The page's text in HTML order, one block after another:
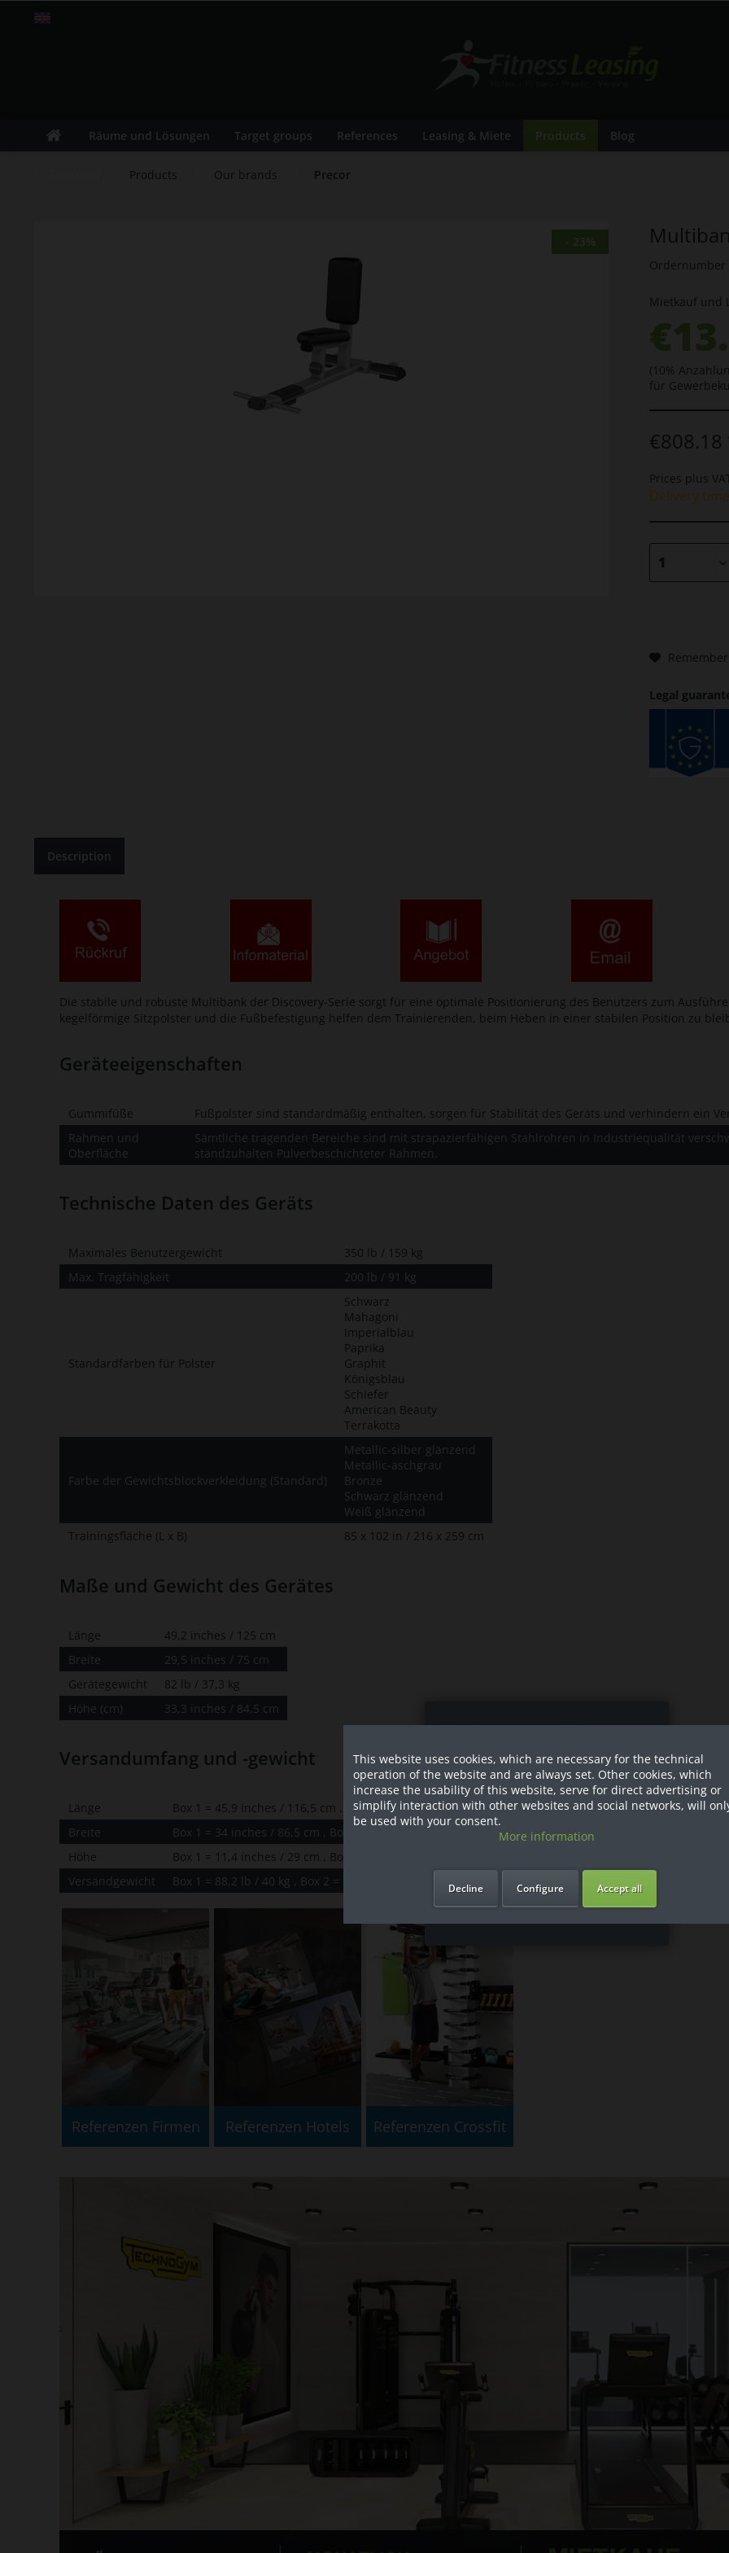
Räume und Lösungen Target groups References Leasing & Miete Products Blog
Products Our brands Precor
- 23%
Ordernumber
Mietkauf und
(10%
für
Prices plus
Delivery
Remember
Legal
Description
Die stabile und robuste Multibank der Discovery-Serie sorgt für eine optimale Positionierung des Benutzers zum
kegelförmige Sitzpolster und die Fußbefestigung helfen dem Trainierenden, beim Heben in einer stabilen Position zu
Geräteeigenschaften
Gummifüße
Fußpolster sind standardmäßig enthalten, sorgen für Stabilität des Geräts und verhindern ein
Rahmen und
Oberfläche
Sämtliche tragenden Bereiche sind mit strapazierfähigen Stahlrohren in Industriequalität
standzuhalten Pulverbeschichteter Rahmen.
Technische Daten des Geräts
Maximales Benutzergewicht
350 lb / 159 kg
Max. Tragfähigkeit
200 lb / 91 kg
Standardfarben für Polster
Schwarz
Mahagoni
Imperialblau
Paprika
Graphit
Königsblau
Schiefer
American Beauty
Terrakotta
Farbe der Gewichtsblockverkleidung (Standard)
Metallic-silber glänzend
Metallic-aschgrau
Bronze
Schwarz glänzend
Weiß glänzend
Trainingsfläche (L x B)
85 x 102 in / 216 x 259 cm
Maße und Gewicht des Gerätes
Länge
49,2 inches / 125 cm
Breite
29,5 inches / 75 cm
Gerätegewicht
82 lb / 37,3 kg
Höhe (cm)
33,3 inches / 84,5 cm
Versandumfang und -gewicht
Länge
Box 1 = 45,9 inches / 116,5 cm , Box 2 = 19,5 inches / 49,5 cm
Breite
Box 1 = 34 inches / 86,5 cm , Box 2 = 12,4 inches / 31,5 cm
Höhe
Box 1 = 11,4 inches / 29 cm , Box 2 = 7,5 inches / 19 cm
Versandgewicht
Box 1 = 88,2 lb / 40 kg , Box 2 = 12 lb / 5,5 kg
Referenzen Firmen Referenzen Hotels Referenzen Crossfit
This website uses cookies, which are necessary for the technical
operation of the website and are always set. Other cookies, which
increase the usability of this website, serve for direct advertising or
simplify interaction with other websites and social networks, will
be used with your consent.
More information
Decline Accept all
Configure
Dies ist ein Händler Shop, Preise
werden in NETTO ausgespielt!
Ja ich bin eine Firma